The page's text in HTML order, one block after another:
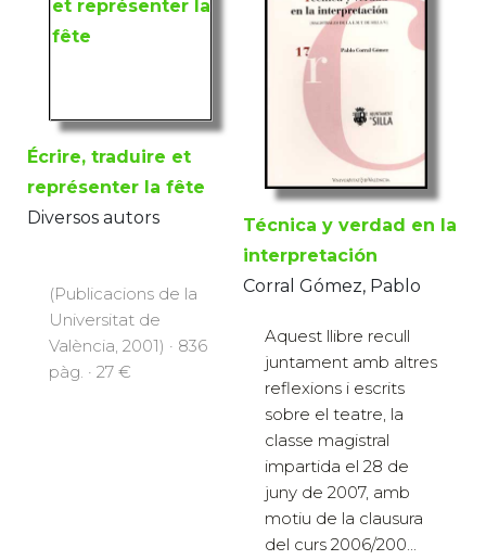
Écrire, traduire et
représenter la fête
Diversos autors
(Publicacions de la
Universitat de
València, 2001) · 836
pàg. · 27 €
Técnica y verdad en la
interpretación
Corral Gómez, Pablo
Aquest llibre recull
juntament amb altres
reflexions i escrits
sobre el teatre, la
classe magistral
impartida el 28 de
juny de 2007, amb
motiu de la clausura
del curs 2006/200...